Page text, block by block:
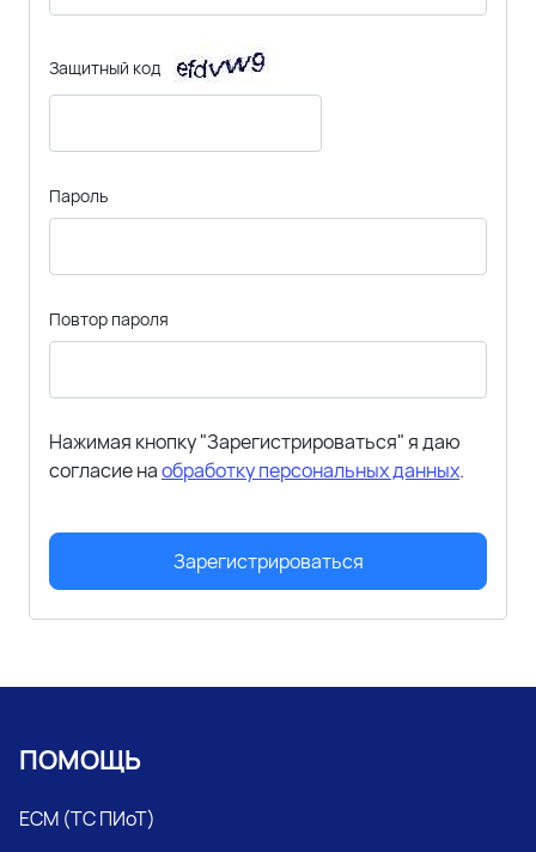
Защитный код
Пароль
Повтор пароля
Нажимая кнопку "Зарегистрироваться" я даю
согласие наобработку персональных данных.
Зарегистрироваться
ПОМОЩЬ
ЕСМ (ТС ПИоТ)